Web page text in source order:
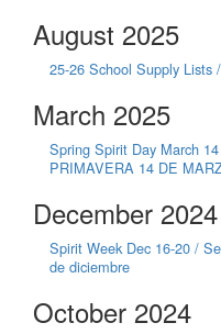
August 2025
25-26 School Supply Lists
March 2025
Spring Spirit Day March
PRIMAVERA 14 DE
December 2024
Spirit Week Dec 16-20 /
de diciembre
October 2024